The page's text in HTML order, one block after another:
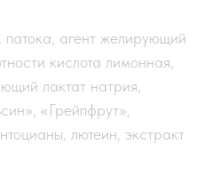
патока, агент желирующий
кислота лимонная,
лактат натрия,
«Грейпфрут»,
лютеин, экстракт